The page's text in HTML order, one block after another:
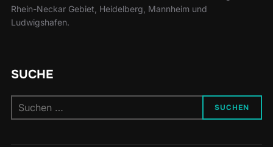
Rhein-Neckar Gebiet, Heidelberg, Mannheim und
Ludwigshafen.
SUCHE
Suchen
nach:
SUCHEN